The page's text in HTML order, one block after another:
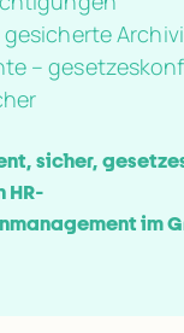
–
sicher,
HR-
im